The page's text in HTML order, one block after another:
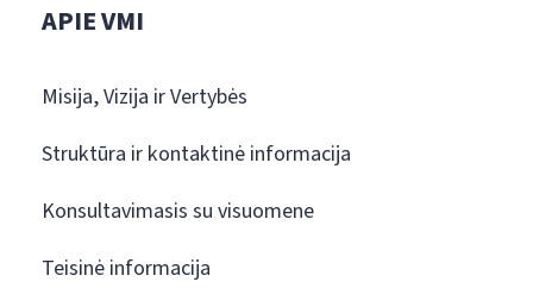
APIE VMI
Misija, Vizija ir Vertybės
Struktūra ir kontaktinė informacija
Konsultavimasis su visuomene
Teisinė informacija